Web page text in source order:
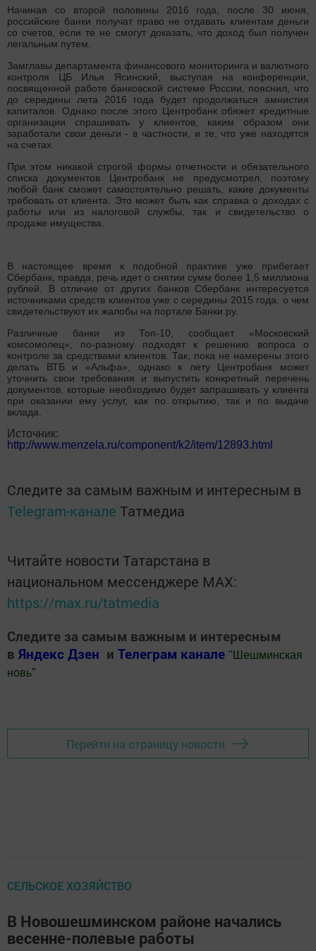
Начиная со второй половины 2016 года, после 30 июня,
российские банки получат право не отдавать клиентам деньги
со счетов, если те не смогут доказать, что доход был получен
легальным путем.
Замглавы департамента финансового мониторинга и валютного
контроля ЦБ Илья Ясинский, выступая на конференции,
посвященной работе банковской системе России, пояснил, что
до середины лета 2016 года будет продолжаться амнистия
капиталов. Однако после этого Центробанк обяжет кредитные
организации спрашивать у клиентов, каким образом они
заработали свои деньги - в частности, и те, что уже находятся
на счетах.
При этом никакой строгой формы отчетности и обязательного
списка документов Центробанк не предусмотрел, поэтому
любой банк сможет самостоятельно решать, какие документы
требовать от клиента. Это может быть как справка о доходах с
работы или из налоговой службы, так и свидетельство о
продаже имущества.
В настоящее время к подобной практике уже прибегает
Сбербанк, правда, речь идет о снятии сумм более 1,5 миллиона
рублей. В отличие от других банков Сбербанк интересуется
источниками средств клиентов уже с середины 2015 года, о чем
свидетельствуют их жалобы на портале Банки.ру.
Различные банки из Топ-10, сообщает «Московский
комсомолец», по-разному подходят к решению вопроса о
контроле за средствами клиентов. Так, пока не намерены этого
делать ВТБ и «Альфа», однако к лету Центробанк может
уточнить свои требования и выпустить конкретный перечень
документов, которые необходимо будет запрашивать у клиента
при оказании ему услуг, как по открытию, так и по выдаче
вклада.
Источник:
http://www.menzela.ru/component/k2/item/12893.html
Следите за самым важным и интересным в
Telegram-канале Татмедиа
Читайте новости Татарстана в
национальном мессенджере MАХ:
https://max.ru/tatmedia
Следите за самым важным и интересным
в Яндекс Дзен и Телеграм канале " Шешминская
новь"
Перейти на страницу новости
СЕЛЬСКОЕ ХОЗЯЙСТВО
В Новошешминском районе начались
весенне-полевые работы